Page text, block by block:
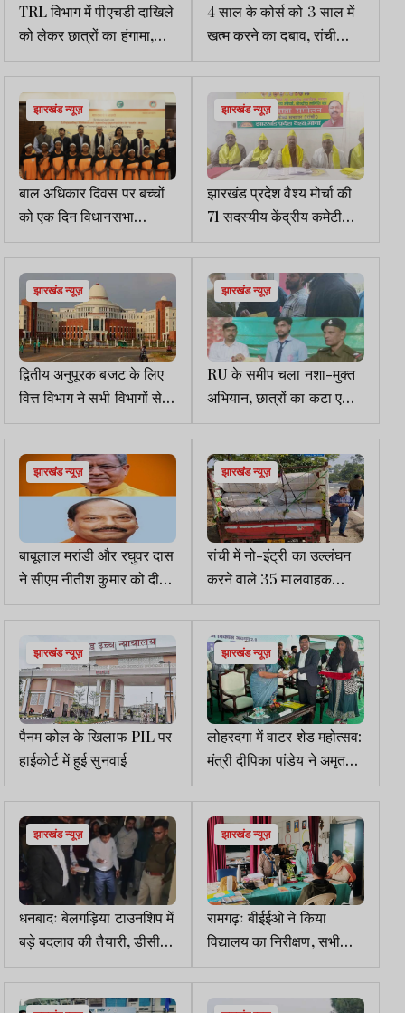
TRL विभाग में पीएचडी दाखिले
को लेकर छात्रों का हंगामा,
घूसखोरी और भेदभाव के आरोप
4 साल के कोर्स को 3 साल में
खत्म करने का दबाव, रांची
विमेंस कॉलेज की छात्राओं का
हंगामा
झारखंड न्यूज़
बाल अधिकार दिवस पर बच्चों
को एक दिन विधानसभा
अध्यक्ष बनने का मिलेगा अवसर
झारखंड न्यूज़
झारखंड प्रदेश वैश्य मोर्चा की
71 सदस्यीय केंद्रीय कमेटी
घोषित, 20 दिसंबर को शपथ
ग्रहण
झारखंड न्यूज़
द्वितीय अनुपूरक बजट के लिए
वित्त विभाग ने सभी विभागों से
मांगा प्रस्ताव, 27 नवंबर तक
उपलब्ध कराने का निर्देश
झारखंड न्यूज़
RU के समीप चला नशा-मुक्त
अभियान, छात्रों का कटा एक-
एक हजार का चालान
झारखंड न्यूज़
बाबूलाल मरांडी और रघुवर दास
ने सीएम नीतीश कुमार को दी
बधाई
झारखंड न्यूज़
रांची में नो-इंट्री का उल्लंघन
करने वाले 35 मालवाहक
वाहनों पर हुई कार्रवाई
झारखंड न्यूज़
पैनम कोल के खिलाफ PIL पर
हाईकोर्ट में हुई सुनवाई
झारखंड न्यूज़
लोहरदगा में वाटर शेड महोत्सव:
मंत्री दीपिका पांडेय ने अमृत
सरोवर सहित कई परियोजनाओं
का किया लोकार्पण
झारखंड न्यूज़
धनबादः बेलगड़िया टाउनशिप में
बड़े बदलाव की तैयारी, डीसी-
एसएसपी ने किया निरीक्षण
झारखंड न्यूज़
रामगढ़ः बीईईओ ने किया
विद्यालय का निरीक्षण, सभी
शिक्षक रहे अनुपस्थित, शो-
कॉज